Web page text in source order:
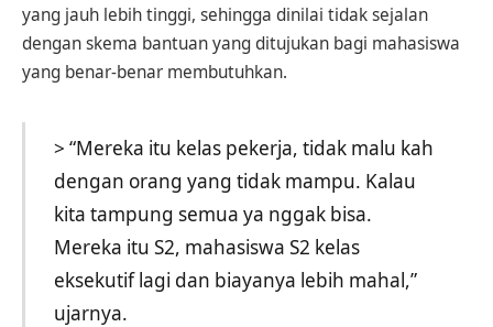
yang jauh lebih tinggi, sehingga dinilai tidak sejalan
dengan skema bantuan yang ditujukan bagi mahasiswa
yang benar-benar membutuhkan.
> “Mereka itu kelas pekerja, tidak malu kah
dengan orang yang tidak mampu. Kalau
kita tampung semua ya nggak bisa.
Mereka itu S2, mahasiswa S2 kelas
eksekutif lagi dan biayanya lebih mahal,”
ujarnya.